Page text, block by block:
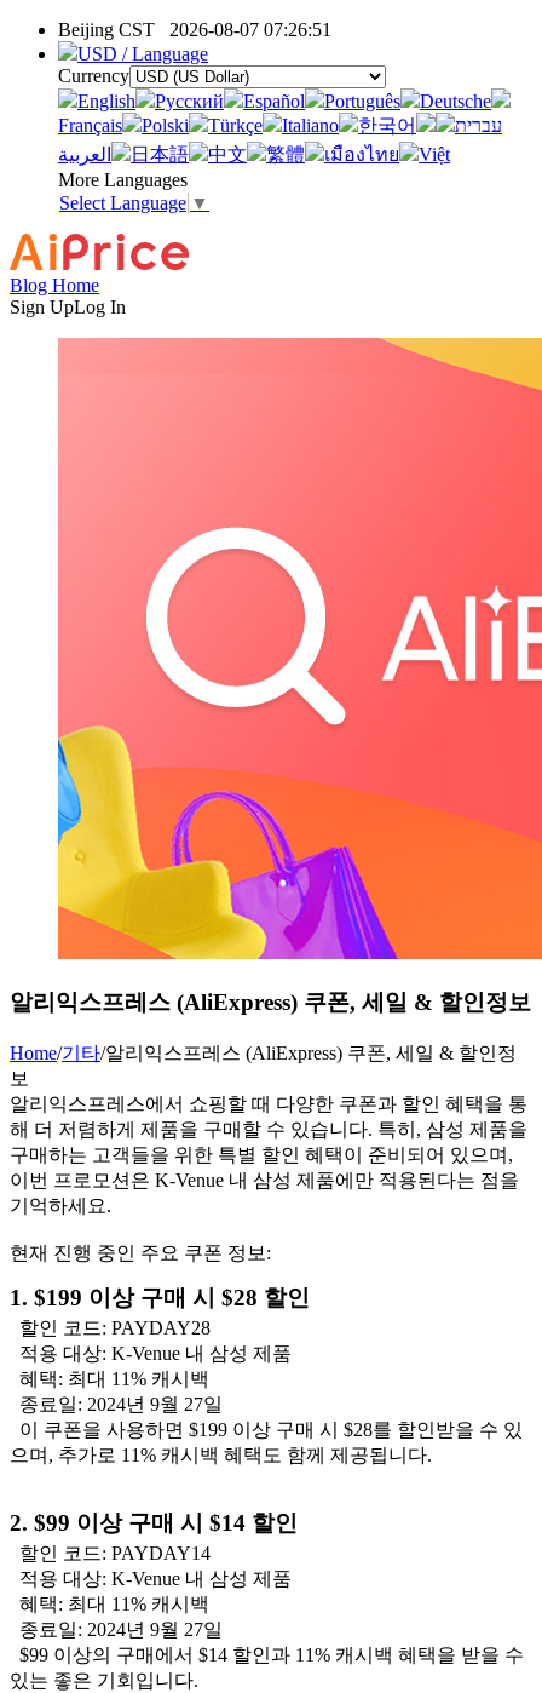
Beijing CST 2026-08-07 07:26:51
USD / Language
Currency
English
Pусский Español Português
Deutsche
Français
Polski Türkçe Italiano 한국어
עברית
العربية
日本語 中文 繁體 เมืองไทย
Việt
More Languages
Select Language ▼
Blog Home
Sign UpLog In
알리익스프레스 (AliExpress) 쿠폰, 세일 & 할인정보
Home/기타/알리익스프레스 (AliExpress) 쿠폰, 세일 & 할인정
보
알리익스프레스에서 쇼핑할 때 다양한 쿠폰과 할인 혜택을 통
해 더 저렴하게 제품을 구매할 수 있습니다. 특히, 삼성 제품을
구매하는 고객들을 위한 특별 할인 혜택이 준비되어 있으며,
이번 프로모션은 K-Venue 내 삼성 제품에만 적용된다는 점을
기억하세요.
현재 진행 중인 주요 쿠폰 정보:
1. $199 이상 구매 시 $28 할인
할인 코드: PAYDAY28
적용 대상: K-Venue 내 삼성 제품
혜택: 최대 11% 캐시백
종료일: 2024년 9월 27일
이 쿠폰을 사용하면 $199 이상 구매 시 $28를 할인받을 수 있
으며, 추가로 11% 캐시백 혜택도 함께 제공됩니다.
2. $99 이상 구매 시 $14 할인
할인 코드: PAYDAY14
적용 대상: K-Venue 내 삼성 제품
혜택: 최대 11% 캐시백
종료일: 2024년 9월 27일
$99 이상의 구매에서 $14 할인과 11% 캐시백 혜택을 받을 수
있는 좋은 기회입니다.